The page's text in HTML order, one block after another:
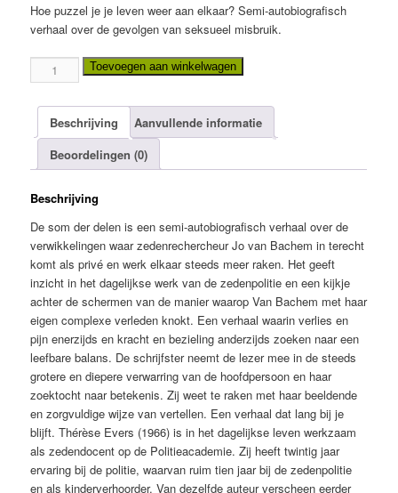
Hoe puzzel je je leven weer aan elkaar? Semi-autobiografisch
verhaal over de gevolgen van seksueel misbruik.
som
der
delen
aantal
Toevoegen aan winkelwagen
Beschrijving
Aanvullende informatie
Beoordelingen (0)
Beschrijving
De som der delen is een semi-autobiografisch verhaal over de
verwikkelingen waar zedenrechercheur Jo van Bachem in terecht
komt als privé en werk elkaar steeds meer raken. Het geeft
inzicht in het dagelijkse werk van de zedenpolitie en een kijkje
achter de schermen van de manier waarop Van Bachem met haar
eigen complexe verleden knokt. Een verhaal waarin verlies en
pijn enerzijds en kracht en bezieling anderzijds zoeken naar een
leefbare balans. De schrijfster neemt de lezer mee in de steeds
grotere en diepere verwarring van de hoofdpersoon en haar
zoektocht naar betekenis. Zij weet te raken met haar beeldende
en zorgvuldige wijze van vertellen. Een verhaal dat lang bij je
blijft. Thérèse Evers (1966) is in het dagelijkse leven werkzaam
als zedendocent op de Politieacademie. Zij heeft twintig jaar
ervaring bij de politie, waarvan ruim tien jaar bij de zedenpolitie
en als kinderverhoorder. Van dezelfde auteur verscheen eerder